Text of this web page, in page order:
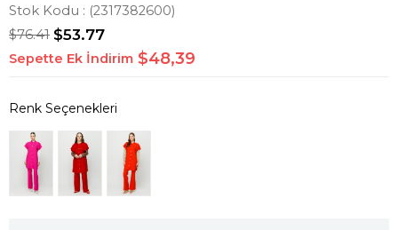
Stok Kodu (2317382600)
$76.41 $53.77
Sepette Ek İndirim $48,39